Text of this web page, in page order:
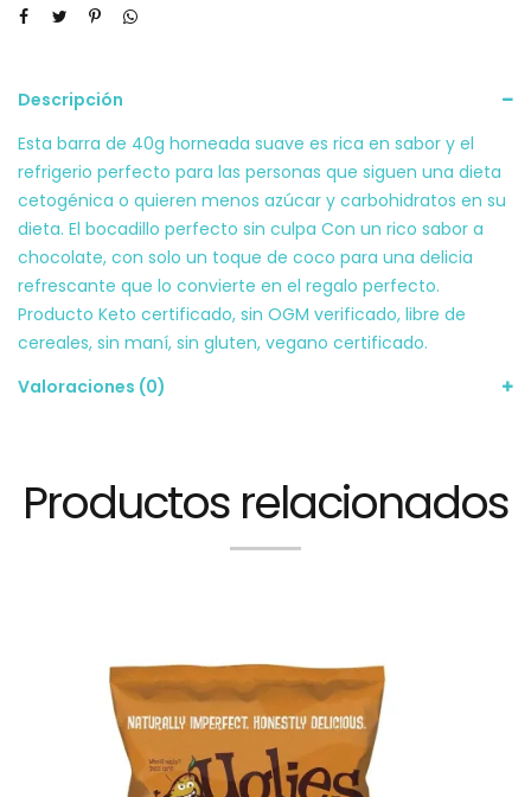
Descripción
Esta barra de 40g horneada suave es rica en sabor y el
refrigerio perfecto para las personas que siguen una dieta
cetogénica o quieren menos azúcar y carbohidratos en su
dieta. El bocadillo perfecto sin culpa Con un rico sabor a
chocolate, con solo un toque de coco para una delicia
refrescante que lo convierte en el regalo perfecto.
Producto Keto certificado, sin OGM verificado, libre de
cereales, sin maní, sin gluten, vegano certificado.
Valoraciones (0)
Productos relacionados